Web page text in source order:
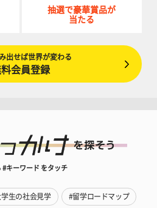
抽選で豪華賞品が
当たる
出せば世界が変わる
会員登録
#キーワード をタッチ
学生の社会見学 #留学ロードマップ